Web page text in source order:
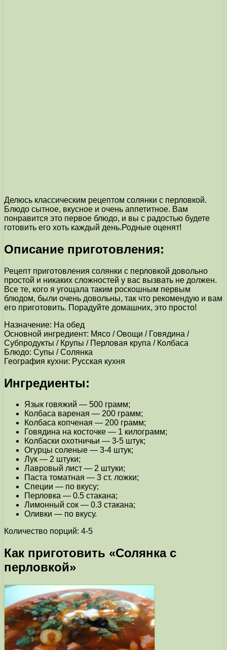
Делюсь классическим рецептом солянки с перловкой.
Блюдо сытное, вкусное и очень аппетитное. Вам
понравится это первое блюдо, и вы с радостью будете
готовить его хоть каждый день.Родные оценят!
Описание приготовления:
Рецепт приготовления солянки с перловкой довольно
простой и никаких сложностей у вас вызвать не должен.
Все те, кого я угощала таким роскошным первым
блюдом, были очень довольны, так что рекомендую и вам
его приготовить. Порадуйте домашних, это просто!
Назначение: На обед
Основной ингредиент: Мясо / Овощи / Говядина /
Субпродукты / Крупы / Перловая крупа / Колбаса
Блюдо: Супы / Солянка
География кухни: Русская кухня
Ингредиенты:
Язык говяжий — 500 грамм;
Колбаса вареная — 200 грамм;
Колбаса копченая — 200 грамм;
Говядина на косточке — 1 килограмм;
Колбаски охотничьи — 3-5 штук;
Огурцы соленые — 3-4 штук;
Лук — 2 штуки;
Лавровый лист — 2 штуки;
Паста томатная — 3 ст. ложки;
Специи — по вкусу;
Перловка — 0.5 стакана;
Лимонный сок — 0.3 стакана;
Оливки — по вкусу.
Количество порций: 4-5
Как приготовить «Солянка с
перловкой»